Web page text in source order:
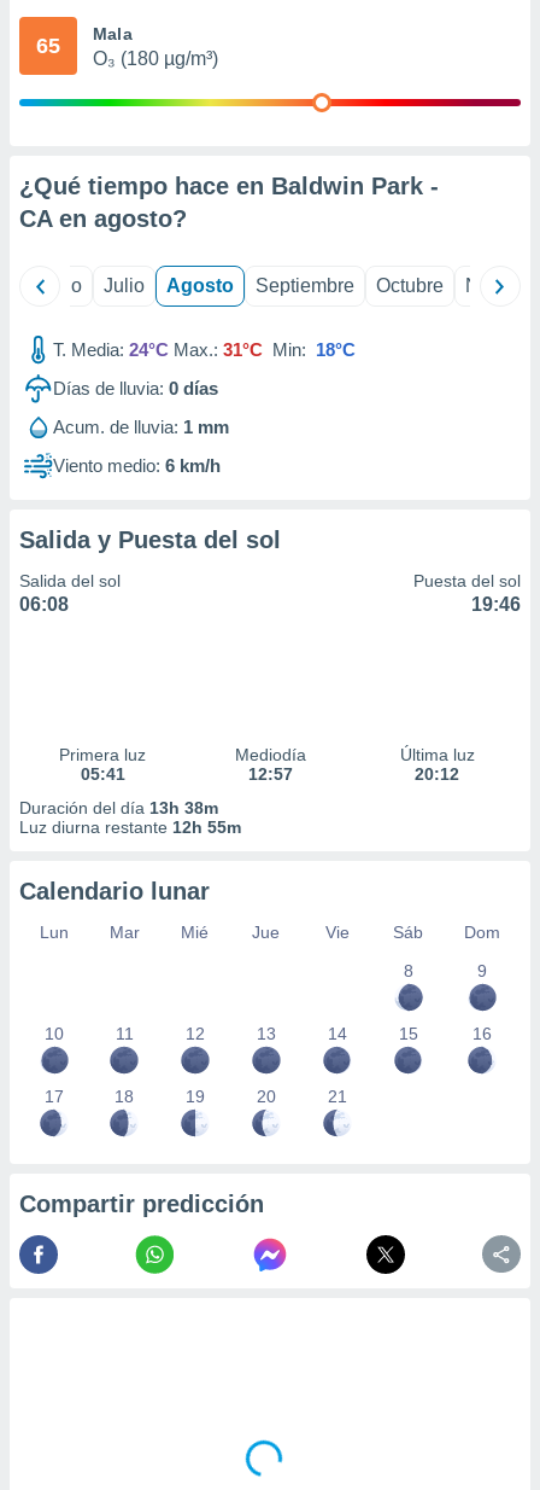
mediante
publicidad
1199
65 Mala
O₃ (180 µg/m³)
¿Qué tiempo hace en Baldwin Park -
CA en agosto?
Junio Julio Agosto Septiembre Octubre
T. Media: 24°C Max.: 31°C Min: 18°C
Días de lluvia: 0 días
Acum. de lluvia: 1 mm
Viento medio: 6 km/h
Salida y Puesta del sol
Salida del sol
06:08
Puesta del sol
19:46
Primera luz
05:41
Mediodía
12:57
Última luz
20:12
Duración del día 13h 38m
Luz diurna restante 12h 55m
Calendario lunar
Lun Mar Mié Jue Vie Sáb
Dom
8
9
10 11 12 13 14 15 16
17 18 19 20 21
Compartir predicción